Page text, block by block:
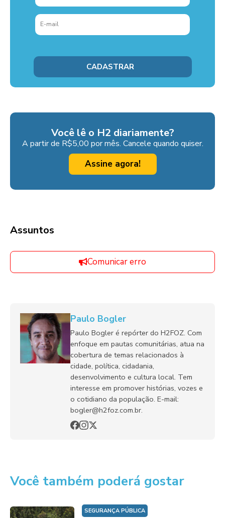
Você lê o H2 diariamente?
A partir de R$5,00 por mês. Cancele quando quiser.
Assine agora!
Assuntos
Comunicar erro
Paulo Bogler
Paulo Bogler é repórter do H2FOZ. Com
enfoque em pautas comunitárias, atua na
cobertura de temas relacionados à
cidade, política, cidadania,
desenvolvimento e cultura local. Tem
interesse em promover histórias, vozes e
o cotidiano da população. E-mail:
bogler@h2foz.com.br.
Você também poderá gostar
SEGURANÇA PÚBLICA